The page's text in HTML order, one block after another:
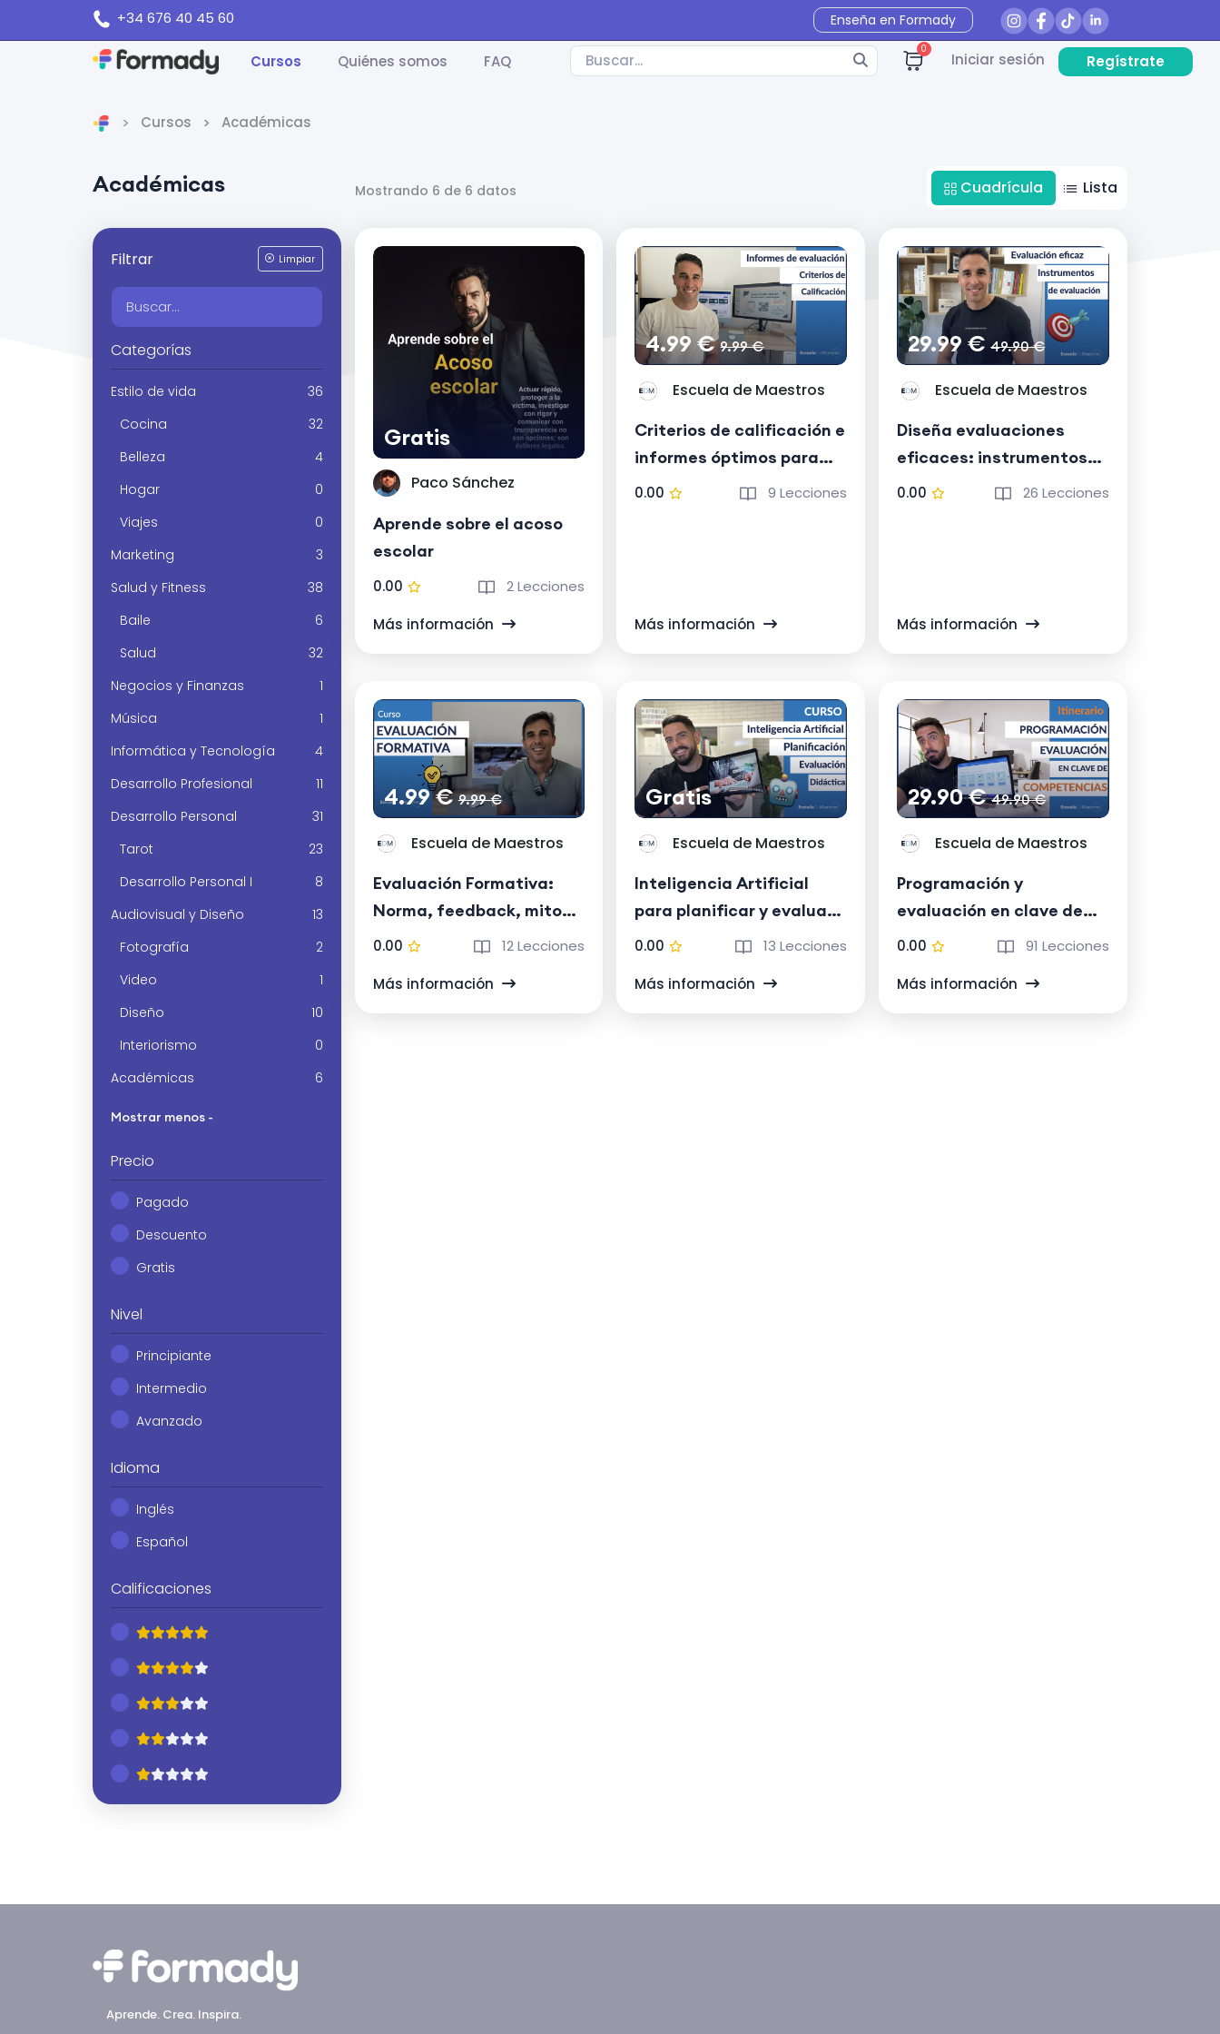
+34 676 40 45 60 Enseña en Formady
Cursos Quiénes somos FAQ
0
Iniciar sesión Regístrate
Cursos Académicas
Académicas Mostrando 6 de 6 datos Cuadrícula Lista
Filtrar Limpiar
Categorías
Estilo de vida
36
Cocina
32
Belleza
4
Hogar
0
Viajes
0
Marketing
3
Salud y Fitness
38
Baile
6
Salud
32
Negocios y Finanzas
1
Música
1
Informática y Tecnología
4
Desarrollo Profesional
11
Desarrollo Personal
31
Tarot
23
Desarrollo Personal I
8
Audiovisual y Diseño
13
Fotografía
2
Video
1
Diseño
10
Interiorismo
0
Académicas
6
Mostrar menos -
Precio
Pagado
Descuento
Gratis
Nivel
Principiante
Intermedio
Avanzado
Idioma
Inglés
Español
Calificaciones
Gratis
Paco Sánchez
Aprende sobre el acoso
escolar
0.00
2 Lecciones
Más información
4.99 €9.99 €
Escuela de Maestros
Criterios de calificación e
informes óptimos para
evaluar competencias
0.00 9 Lecciones
Más información
29.99 €49.90 €
Escuela de Maestros
Diseña evaluaciones
eficaces: instrumentos
prácticos para el aula
0.00 26 Lecciones
Más información
4.99 €9.99 €
Escuela de Maestros
Evaluación Formativa:
Norma, feedback, mitos y
metacognición para
0.00
12 Lecciones
Más información
Gratis
Escuela de Maestros
Inteligencia Artificial
para planificar y evaluar
en tus clases
0.00
13 Lecciones
Más información
29.90 €49.90 €
Escuela de Maestros
Programación y
evaluación en clave de
competencias
0.00
91 Lecciones
Más información
Aprende. Crea. Inspira.